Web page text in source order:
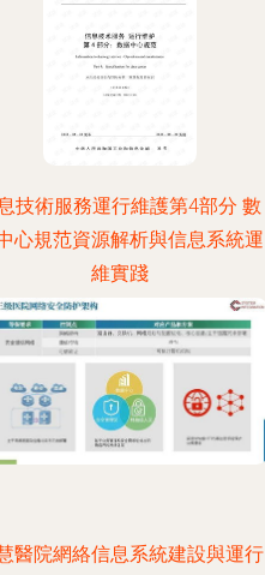
技術服務運行維護第4部分 數
心規范資源解析與信息系統運
維實踐
醫院網絡信息系統建設與運行